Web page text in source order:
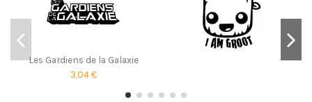
Les Gardiens de la Galaxie
3,04 €